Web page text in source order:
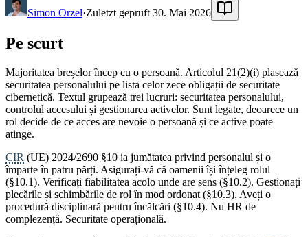
Simon Orzel·Zuletzt geprüft 30. Mai 2026
Pe scurt
Majoritatea breșelor încep cu o persoană. Articolul 21(2)(i) plasează
securitatea personalului pe lista celor zece obligații de securitate
cibernetică. Textul grupează trei lucruri: securitatea personalului,
controlul accesului și gestionarea activelor. Sunt legate, deoarece un
rol decide de ce acces are nevoie o persoană și ce active poate
atinge.
CIR (UE) 2024/2690 §10 ia jumătatea privind personalul și o
împarte în patru părți. Asigurați-vă că oamenii își înțeleg rolul
(§10.1). Verificați fiabilitatea acolo unde are sens (§10.2). Gestionați
plecările și schimbările de rol în mod ordonat (§10.3). Aveți o
procedură disciplinară pentru încălcări (§10.4). Nu HR de
complezență. Securitate operațională.